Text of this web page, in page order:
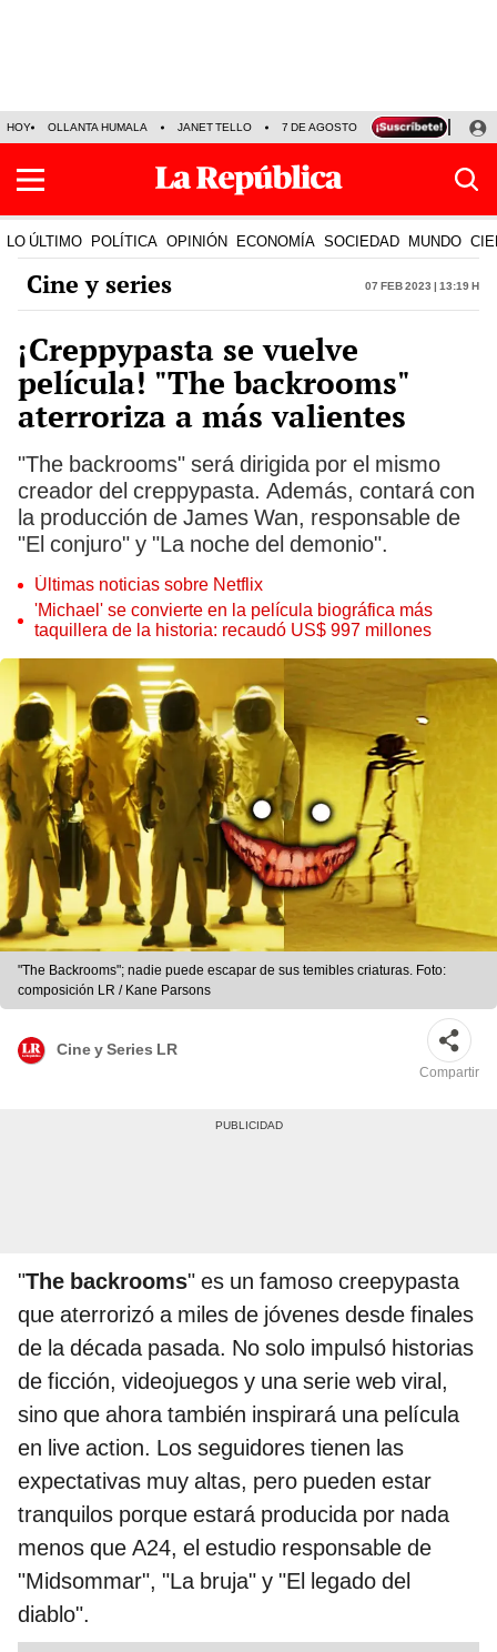
HOY OLLANTA HUMALA JANET TELLO 7 DE AGOSTO TINKA RESULTADOS
LO ÚLTIMO POLÍTICA OPINIÓN ECONOMÍA SOCIEDAD MUNDO
Cine y series 07 Feb 2023 | 13:19 h
¡Creppypasta se vuelve
película! "The backrooms"
aterroriza a más valientes
"The backrooms" será dirigida por el mismo
creador del creppypasta. Además, contará con
la producción de James Wan, responsable de
"El conjuro" y "La noche del demonio".
Últimas noticias sobre Netflix
'Michael' se convierte en la película biográfica más
taquillera de la historia: recaudó US$ 997 millones
"The Backrooms"; nadie puede escapar de sus temibles criaturas. Foto:
composición LR / Kane Parsons
Cine y Series LR
Compartir
"The backrooms" es un famoso creepypasta
que aterrorizó a miles de jóvenes desde finales
de la década pasada. No solo impulsó historias
de ficción, videojuegos y una serie web viral,
sino que ahora también inspirará una película
en live action. Los seguidores tienen las
expectativas muy altas, pero pueden estar
tranquilos porque estará producida por nada
menos que A24, el estudio responsable de
"Midsommar", "La bruja" y "El legado del
diablo".